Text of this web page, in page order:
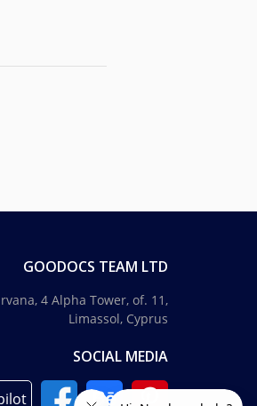
GOODOCS TEAM LTD
4 Alpha Tower, of. 11,
Limassol, Cyprus
SOCIAL MEDIA